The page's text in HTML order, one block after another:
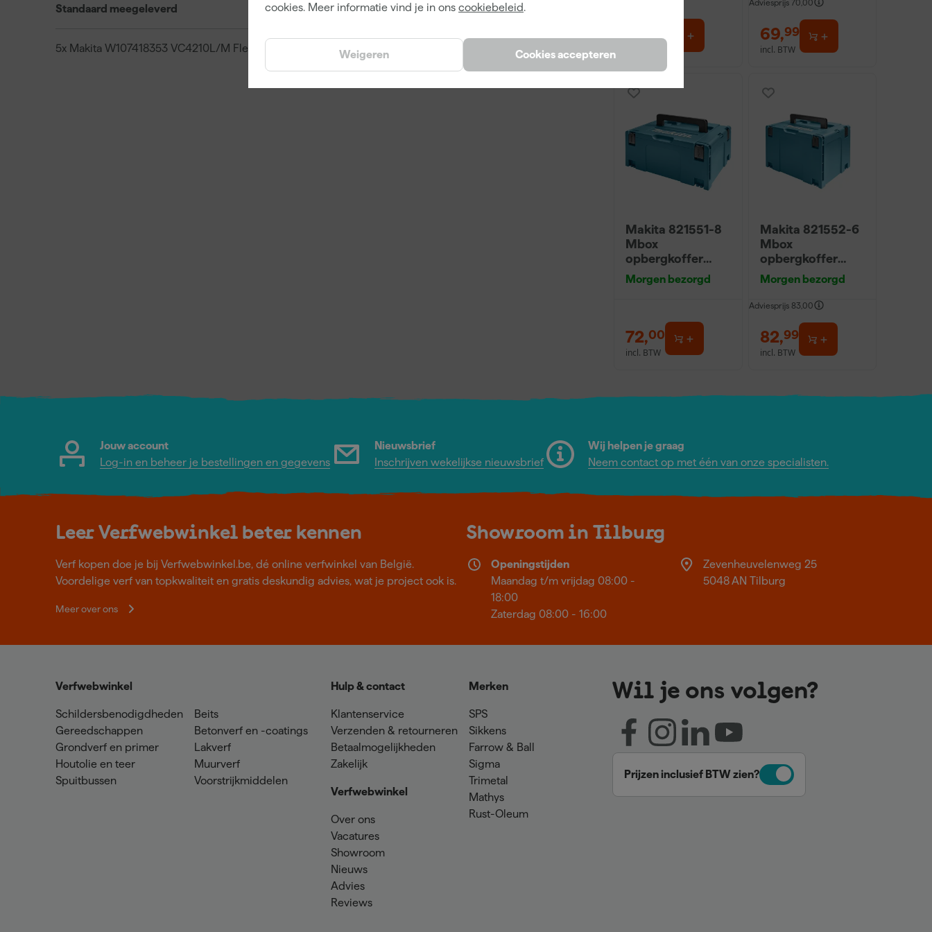
cookies. Meer informatie vind je in ons cookiebeleid.
Cookies accepteren
Weigeren
Standaard meegeleverd
5x Makita W107418353 VC4210L/M Fleece stofzak
39,
Adviesprijs 70,00
69,99
incl. BTW
Makita 821551-8
Mbox
opbergkoffer
nummer 3 -
215mm hoog
Morgen bezorgd
72,00
incl. BTW
Makita 821552-6
Mbox
opbergkoffer
nummer 4 -
320mm hoog
Morgen bezorgd
Adviesprijs 83,00
82,99
incl. BTW
Jouw account
Log-in en beheer je bestellingen en gegevens
Nieuwsbrief
Inschrijven wekelijkse nieuwsbrief
Wij helpen je graag
Neem contact op met één van onze specialisten.
Leer Verfwebwinkel beter kennen
Verf kopen doe je bij Verfwebwinkel.be, dé online verfwinkel van België.
Voordelige verf van topkwaliteit en gratis deskundig advies, wat je project ook is.
Meer over ons
Showroom in Tilburg
Openingstijden
Maandag t/m vrijdag 08:00 -
18:00
Zaterdag 08:00 - 16:00
Zevenheuvelenweg 25
5048 AN Tilburg
Verfwebwinkel
Schildersbenodigdheden
Gereedschappen
Grondverf en primer
Houtolie en teer
Spuitbussen
Beits
Betonverf en -coatings
Lakverf
Muurverf
Voorstrijkmiddelen
Hulp & contact
Klantenservice
Verzenden & retourneren
Betaalmogelijkheden
Zakelijk
Verfwebwinkel
Over ons
Vacatures
Showroom
Nieuws
Advies
Reviews
Merken
SPS
Sikkens
Farrow & Ball
Sigma
Trimetal
Mathys
Rust-Oleum
Wil je ons volgen?
Prijzen inclusief BTW zien?